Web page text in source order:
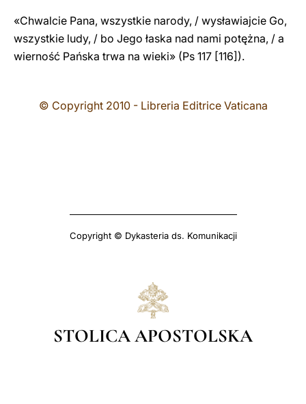
«Chwalcie Pana, wszystkie narody, / wysławiajcie Go,
wszystkie ludy, / bo Jego łaska nad nami potężna, / a
wierność Pańska trwa na wieki» (Ps 117 [116]).
© Copyright 2010 - Libreria Editrice Vaticana
Copyright © Dykasteria ds. Komunikacji
STOLICA APOSTOLSKA